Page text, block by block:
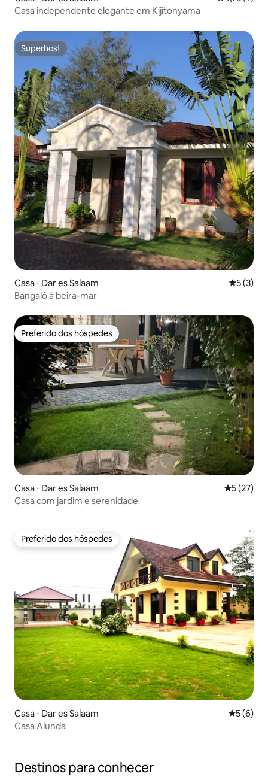
Casa independente elegante em Kijitonyama
Superhost
Superhost
Casa ⋅ Dar es Salaam 5 de
5 (3)
Bangalô à beira-mar
Preferido dos hóspedes
Preferido dos hóspedes
Casa ⋅ Dar es Salaam 5 de uma
5 (27)
Casa com jardim e serenidade
Preferido dos hóspedes
Preferido dos hóspedes
Casa ⋅ Dar es Salaam 5 de
5 (6)
Casa Alunda
Destinos para conhecer